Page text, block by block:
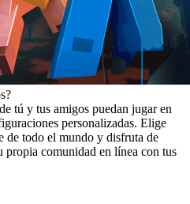
tú y tus amigos puedan jugar en
personalizadas. Elige
de todo el mundo y disfruta de
propia comunidad en línea con tus